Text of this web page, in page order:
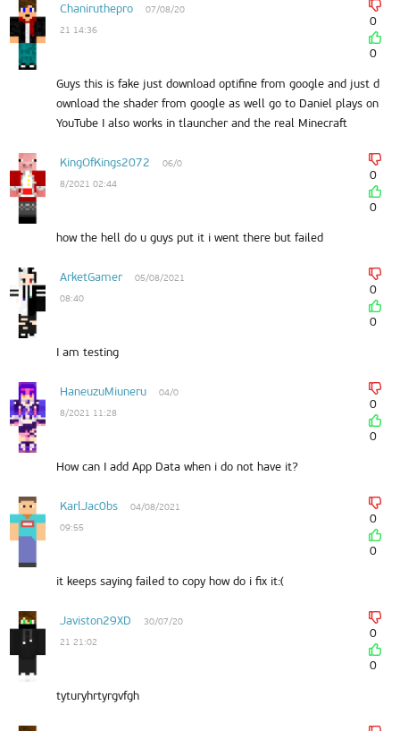
Chaniruthepro
07/08/20
21 14:36
0
0
Guys this is fake just download optifine from google and just d
ownload the shader from google as well go to Daniel plays on
YouTube I also works in tlauncher and the real Minecraft
KingOfKings2072
06/0
8/2021 02:44
0
0
how the hell do u guys put it i went there but failed
ArketGamer
05/08/2021
08:40
0
0
I am testing
HaneuzuMiuneru
04/0
8/2021 11:28
0
0
How can I add App Data when i do not have it?
KarlJac0bs
04/08/2021
09:55
0
0
it keeps saying failed to copy how do i fix it:(
Javiston29XD
30/07/20
21 21:02
0
0
tyturyhrtyrgvfgh